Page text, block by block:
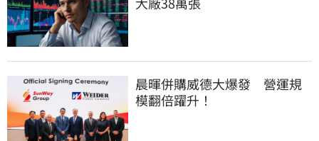
晨暉併購威德大爆發　營運規
模翻倍躍升！